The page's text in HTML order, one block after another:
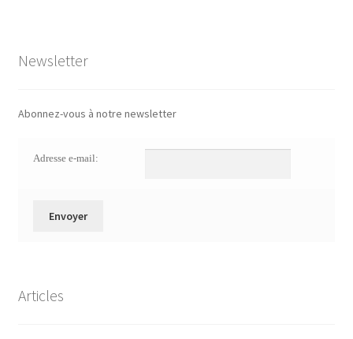
Newsletter
Abonnez-vous à notre newsletter
Adresse e-mail:
Articles